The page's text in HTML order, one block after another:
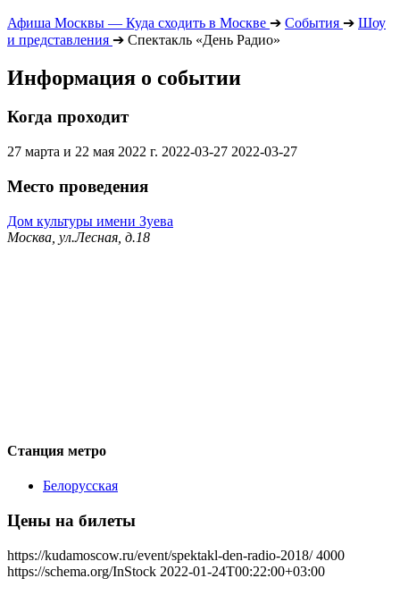
Афиша Москвы — Куда сходить в Москве ➔ События ➔ Шоу
и представления ➔ Спектакль «День Радио»
Информация о событии
Когда проходит
27 марта и 22 мая 2022 г. 2022-03-27 2022-03-27
Место проведения
Дом культуры имени Зуева
Москва, ул.Лесная, д.18
Станция метро
Белорусская
Цены на билеты
https://kudamoscow.ru/event/spektakl-den-radio-2018/ 4000
https://schema.org/InStock 2022-01-24T00:22:00+03:00